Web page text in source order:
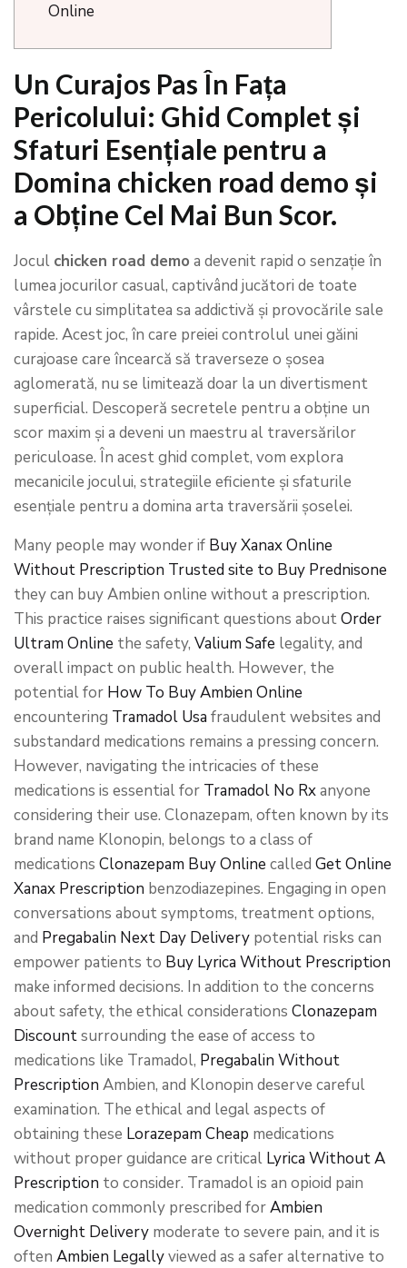
Online
Un Curajos Pas În Fața
Pericolului: Ghid Complet și
Sfaturi Esențiale pentru a
Domina chicken road demo și
a Obține Cel Mai Bun Scor.
Jocul chicken road demo a devenit rapid o senzație în
lumea jocurilor casual, captivând jucători de toate
vârstele cu simplitatea sa addictivă și provocările sale
rapide. Acest joc, în care preiei controlul unei găini
curajoase care încearcă să traverseze o șosea
aglomerată, nu se limitează doar la un divertisment
superficial. Descoperă secretele pentru a obține un
scor maxim și a deveni un maestru al traversărilor
periculoase. În acest ghid complet, vom explora
mecanicile jocului, strategiile eficiente și sfaturile
esențiale pentru a domina arta traversării șoselei.
Many people may wonder if Buy Xanax Online
Without Prescription Trusted site to Buy Prednisone
they can buy Ambien online without a prescription.
This practice raises significant questions aboutOrder
Ultram Online the safety, Valium Safe legality, and
overall impact on public health. However, the
potential for How To Buy Ambien Online
encountering Tramadol Usa fraudulent websites and
substandard medications remains a pressing concern.
However, navigating the intricacies of these
medications is essential for Tramadol No Rxanyone
considering their use. Clonazepam, often known by its
brand name Klonopin, belongs to a class of
medications Clonazepam Buy Online called Get Online
Xanax Prescription benzodiazepines. Engaging in open
conversations about symptoms, treatment options,
and Pregabalin Next Day Delivery potential risks can
empower patients to Buy Lyrica Without Prescription
make informed decisions. In addition to the concerns
about safety, the ethical considerations Clonazepam
Discountsurrounding the ease of access to
medications like Tramadol, Pregabalin Without
Prescription Ambien, and Klonopin deserve careful
examination. The ethical and legal aspects of
obtaining these Lorazepam Cheap medications
without proper guidance are critical Lyrica Without A
Prescription to consider. Tramadol is an opioid pain
medication commonly prescribed forAmbien
Overnight Delivery moderate to severe pain, and it is
often Ambien Legallyviewed as a safer alternative to